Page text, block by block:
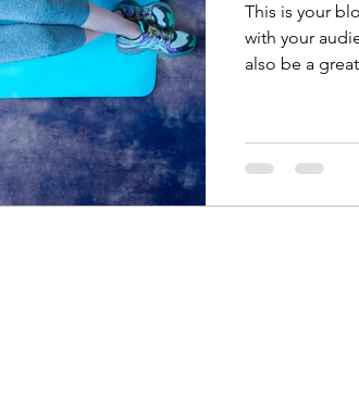
This is your
with your
also be a